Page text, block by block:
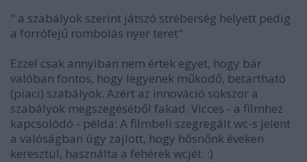
" a szabályok szerint játszó stréberség helyett pedig
a forrófejű rombolás nyer teret"
Ezzel csak annyiban nem értek egyet, hogy bár
valóban fontos, hogy legyenek működő, betartható
(piaci) szabályok. Azért az innováció sokszor a
szabályok megszegéséből fakad. Vicces - a filmhez
kapcsolódó - példa: A filmbeli szegregált wc-s jelent
a valóságban úgy zajlott, hogy hősnőnk éveken
keresztül, használta a fehérek wcjét. :)